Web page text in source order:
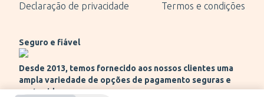
Declaração de privacidade Termos e condições
Seguro e fiável
Desde 2013, temos fornecido aos nossos clientes uma
ampla variedade de opções de pagamento seguras e
protegidas.